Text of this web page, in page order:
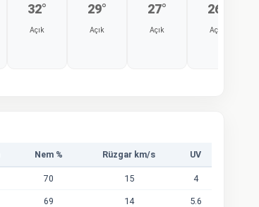
32°
Açık
29°
Açık
27°
Açık
26°
Açık
Nem % Rüzgar km/s UV
70 15 4
69 14 5.6